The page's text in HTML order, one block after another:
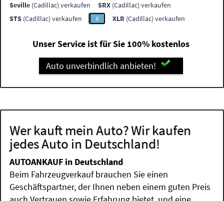
Seville (Cadillac) verkaufen SRX (Cadillac) verkaufen
STS (Cadillac) verkaufen X XLR (Cadillac) verkaufen
Unser Service ist für Sie 100% kostenlos
Auto unverbindlich anbieten!
Wer kauft mein Auto? Wir kaufen
jedes Auto in Deutschland!
AUTOANKAUF in Deutschland
Beim Fahrzeugverkauf brauchen Sie einen
Geschäftspartner, der Ihnen neben einem guten Preis